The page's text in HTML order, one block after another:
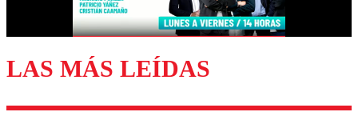
LAS MÁS LEÍDAS